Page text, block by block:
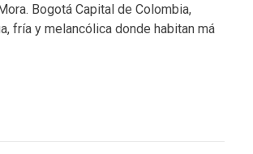
Bogotá Capital de Colombia,
fría y melancólica donde habitan má